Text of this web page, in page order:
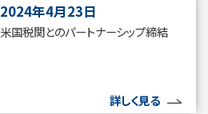
2024年4月23日
米国税関とのパートナーシップ締結
詳しく見る